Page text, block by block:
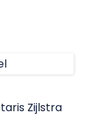
Zijlstra